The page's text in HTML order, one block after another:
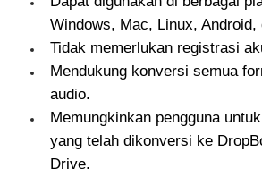
Windows, Mac, Linux, Android,
Tidak memerlukan registrasi
Mendukung konversi semua
audio.
Memungkinkan pengguna
yang telah dikonversi ke
Drive.